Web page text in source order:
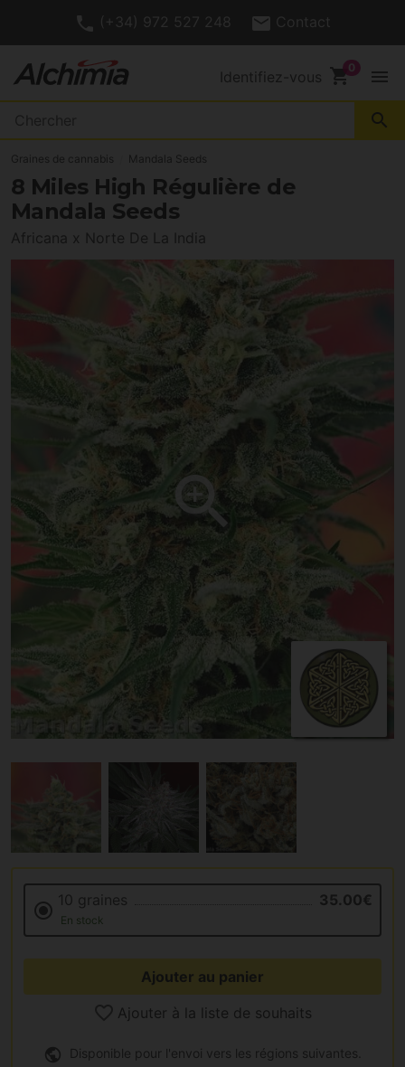
(+34) 972 527 248 Contact
Identifiez-vous shopping_cart menu
search
Graines de cannabis Mandala Seeds
8 Miles High Régulière de
Mandala Seeds
Africana x Norte De La India
10 graines 35.00€
En stock
Ajouter au panier
Ajouter à la liste de souhaits
Disponible pour l'envoi vers les régions suivantes.